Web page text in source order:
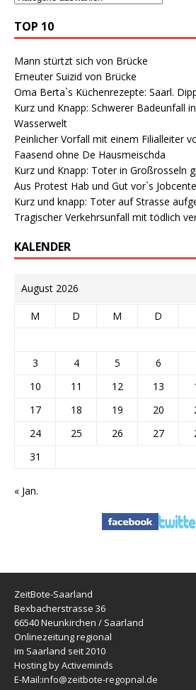
TOP 10
Mann stürtzt sich von Brücke
Erneuter Suizid von Brücke
Oma Berta`s Küchenrezepte: Saarl.
Kurz und Knapp: Schwerer Badeunfall
Wasserwelt
Peinlicher Vorfall mit einem Filialleiter
Faasend ohne De Hausmeischda
Kurz und Knapp: Toter in Großrosseln
Aus Protest Hab und Gut vor`s
Kurz und knapp: Toter auf Strasse
Tragischer Verkehrsunfall mit tödlich
KALENDER
August 2026
M D M D
3
4 5 6
10
11 12 13
17
18 19 20
24
25 26 27
31
« Jan.
ZeitBote-Saarland
Bexbacherstrasse 36
66540 Neunkirchen / Saarland
Onlinezeitung regional
im Saarland seit 2010
Hosting by Activeminds
E-Mail:info@zeitbote-regopnal.de